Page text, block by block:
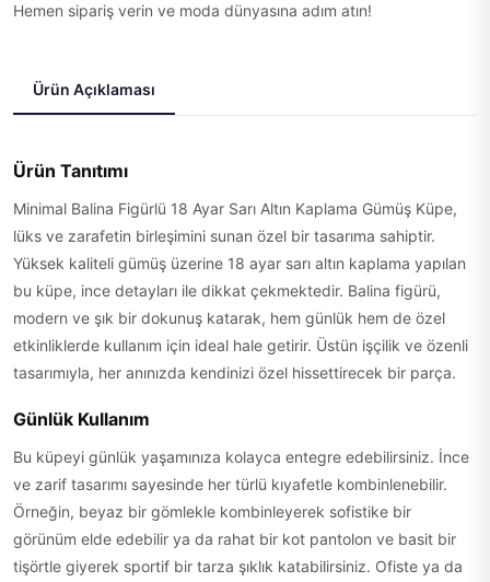
Hemen sipariş verin ve moda dünyasına adım atın!
Ürün Açıklaması
Ürün Tanıtımı
Minimal Balina Figürlü 18 Ayar Sarı Altın Kaplama Gümüş Küpe,
lüks ve zarafetin birleşimini sunan özel bir tasarıma sahiptir.
Yüksek kaliteli gümüş üzerine 18 ayar sarı altın kaplama yapılan
bu küpe, ince detayları ile dikkat çekmektedir. Balina figürü,
modern ve şık bir dokunuş katarak, hem günlük hem de özel
etkinliklerde kullanım için ideal hale getirir. Üstün işçilik ve özenli
tasarımıyla, her anınızda kendinizi özel hissettirecek bir parça.
Günlük Kullanım
Bu küpeyi günlük yaşamınıza kolayca entegre edebilirsiniz. İnce
ve zarif tasarımı sayesinde her türlü kıyafetle kombinlenebilir.
Örneğin, beyaz bir gömlekle kombinleyerek sofistike bir
görünüm elde edebilir ya da rahat bir kot pantolon ve basit bir
tişörtle giyerek sportif bir tarza şıklık katabilirsiniz. Ofiste ya da